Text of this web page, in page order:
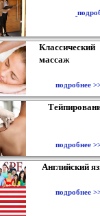
Классический
массаж
подробнее
подробнее
Английский
подробнее